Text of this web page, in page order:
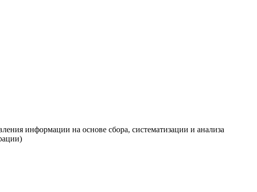
информации на основе сбора, систематизации и анализа